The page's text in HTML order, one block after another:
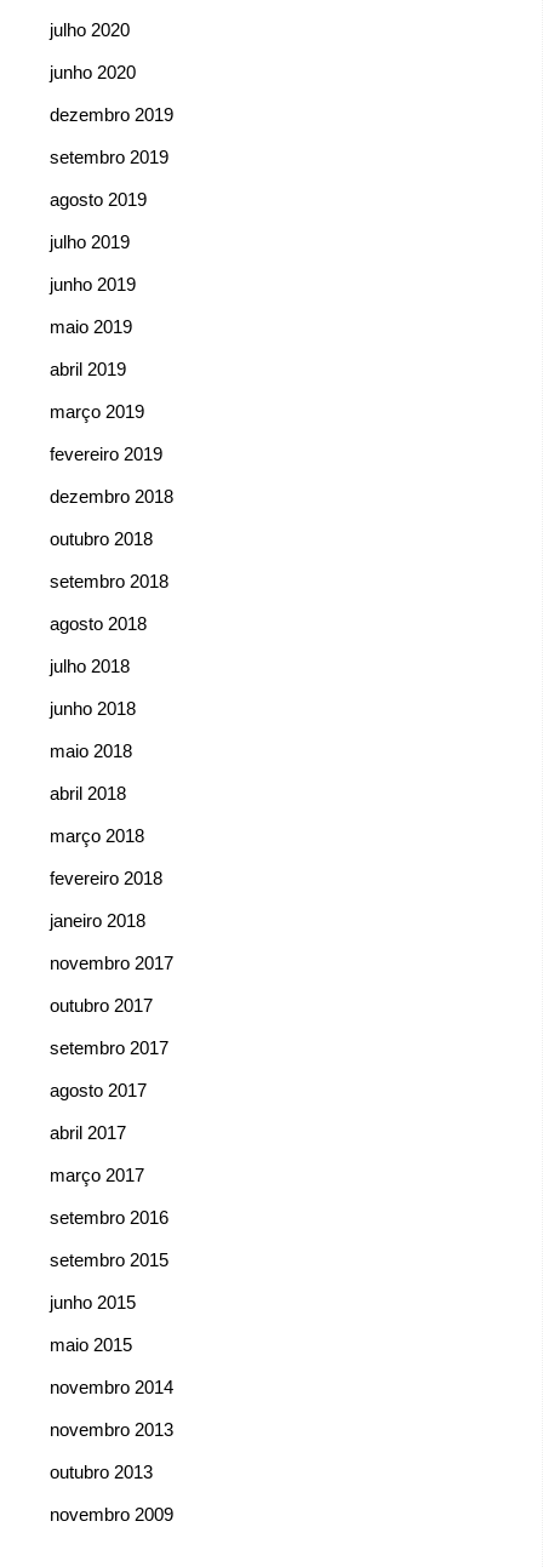
julho 2020
junho 2020
dezembro 2019
setembro 2019
agosto 2019
julho 2019
junho 2019
maio 2019
abril 2019
março 2019
fevereiro 2019
dezembro 2018
outubro 2018
setembro 2018
agosto 2018
julho 2018
junho 2018
maio 2018
abril 2018
março 2018
fevereiro 2018
janeiro 2018
novembro 2017
outubro 2017
setembro 2017
agosto 2017
abril 2017
março 2017
setembro 2016
setembro 2015
junho 2015
maio 2015
novembro 2014
novembro 2013
outubro 2013
novembro 2009